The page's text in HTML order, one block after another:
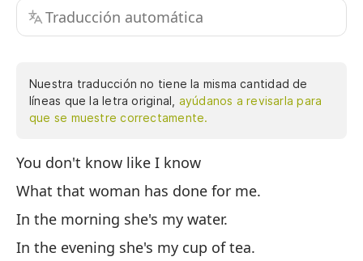
Traducción automática
Nuestra traducción no tiene la misma cantidad de
líneas que la letra original, ayúdanos a revisarla para
que se muestre correctamente.
You don't know like I know
What that woman has done for me.
In the morning she's my water.
In the evening she's my cup of tea.